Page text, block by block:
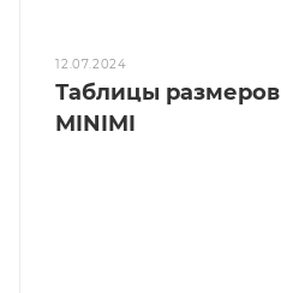
12.07.2024
Таблицы размеров
MINIMI